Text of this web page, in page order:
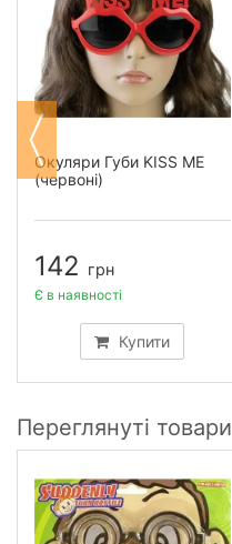
Окуляри Губи KISS ME
(червоні)
142 грн
Купити
Є в наявності
Переглянуті товари